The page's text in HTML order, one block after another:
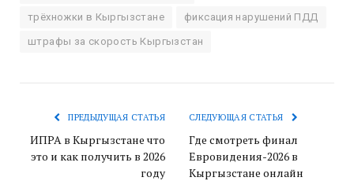
трёхножки в Кыргызстане фиксация нарушений ПДД
штрафы за скорость Кыргызстан
ПРЕДЫДУЩАЯ СТАТЬЯ
ИПРА в Кыргызстане что
это и как получить в 2026
году
СЛЕДУЮЩАЯ СТАТЬЯ
Где смотреть финал
Евровидения-2026 в
Кыргызстане онлайн